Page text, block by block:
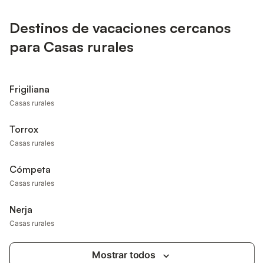
Destinos de vacaciones cercanos
para Casas rurales
Frigiliana
Casas rurales
Torrox
Casas rurales
Cómpeta
Casas rurales
Nerja
Casas rurales
Mostrar todos